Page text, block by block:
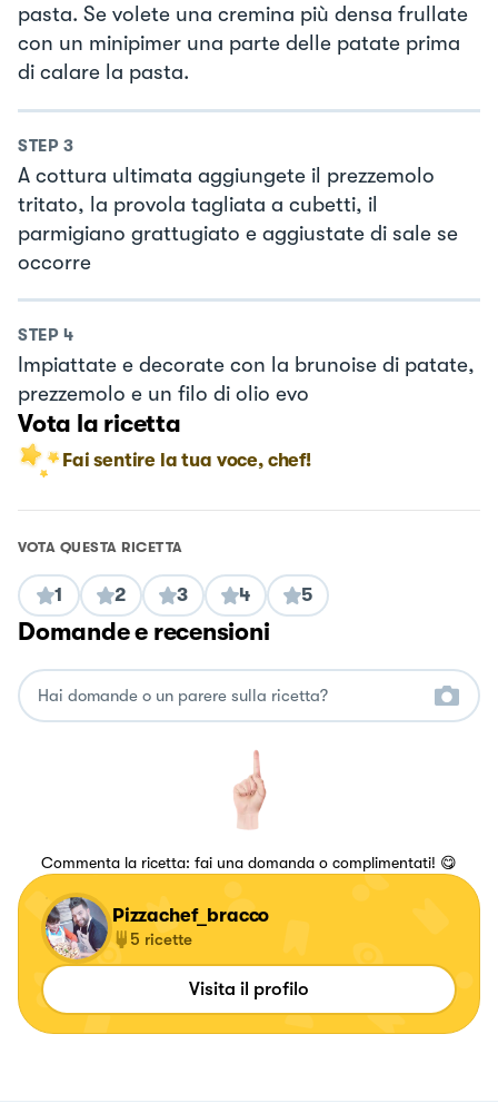
pasta. Se volete una cremina più densa frullate
con un minipimer una parte delle patate prima
di calare la pasta.
STEP 3
A cottura ultimata aggiungete il prezzemolo
tritato, la provola tagliata a cubetti, il
parmigiano grattugiato e aggiustate di sale se
occorre
STEP 4
Impiattate e decorate con la brunoise di patate,
prezzemolo e un filo di olio evo
Vota la ricetta
Fai sentire la tua voce, chef!
VOTA QUESTA RICETTA
1 2 3 4 5
Domande e recensioni
Commenta la ricetta: fai una domanda o complimentati! 😋
Pizzachef_bracco
5 ricette
Visita il profilo